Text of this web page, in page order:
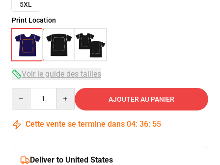
5XL
Print Location
Voir le guide des tailles
AJOUTER AU PANIER
Cette vente se termine dans 04: 36: 54
Deliver to United States